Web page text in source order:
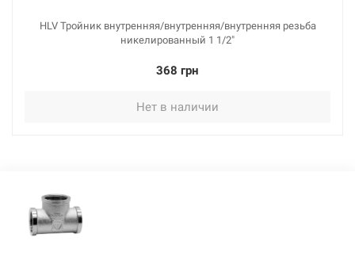
HLV Тройник внутренняя/внутренняя/внутренняя резьба
никелированный 1 1/2"
368 грн
Нет в наличии